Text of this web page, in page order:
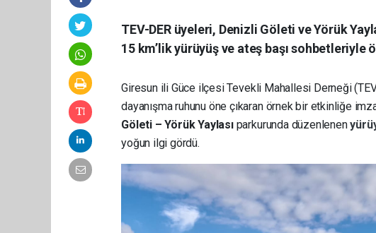
TEV-DER üyeleri, Denizli Göleti ve Yörük
15 km’lik yürüyüş ve ateş başı
Giresun ili Güce ilçesi Tevekli Mahallesi Derneği
dayanışma ruhunu öne çıkaran örnek bir etkinliğe
Göleti – Yörük Yaylasıparkurunda düzenlenen
yoğun ilgi gördü.